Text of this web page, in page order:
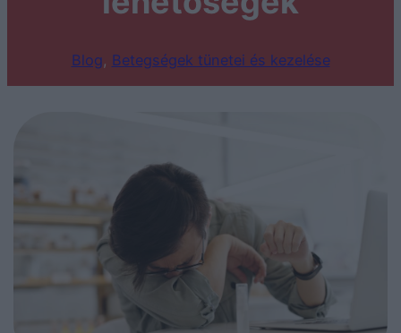
Blog, Betegségek tünetei és kezelése